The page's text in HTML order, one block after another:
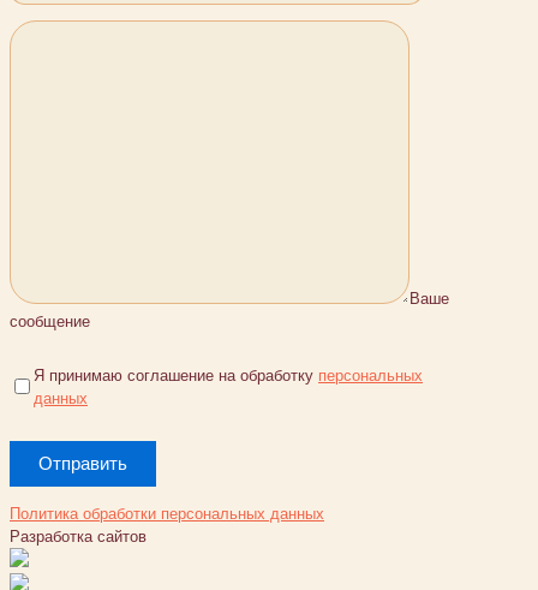
Ваше
сообщение
Я принимаю соглашение на обработку персональных
данных
Политика обработки персональных данных
Разработка сайтов